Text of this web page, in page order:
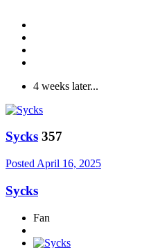
4 weeks later...
Sycks 357
Posted April 16, 2025
Sycks
Fan